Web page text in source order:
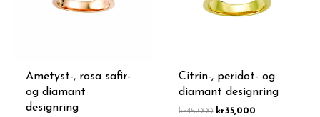
Ametyst-, rosa safir-
og diamant
designring
Citrin-, peridot- og
diamant designring
kr45,000 kr35,000